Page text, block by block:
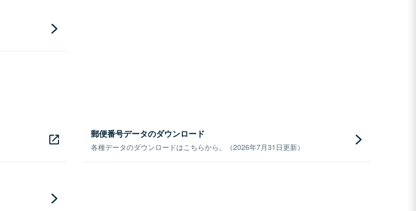
郵便番号データのダウンロード
各種データのダウンロードはこちらから。（2026年7月31日更新）